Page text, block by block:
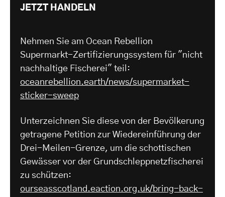
JETZT HANDELN
Nehmen Sie am Ocean Rebellion
Supermarkt-Zertifizierungssystem für "nicht
nachhaltige Fischerei" teil:
oceanrebellion.earth/news/supermarket-
sticker-sweep
Unterzeichnen Sie diese von der Bevölkerung
getragene Petition zur Wiedereinführung der
Drei-Meilen-Grenze, um die schottischen
Gewässer vor der Grundschleppnetzfischerei
zu schützen:
ourseasscotland.eaction.org.uk/bring-back-